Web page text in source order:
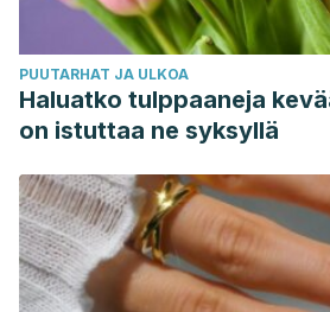
PUUTARHAT JA ULKOA
Haluatko tulppaaneja
on istuttaa ne syksyllä